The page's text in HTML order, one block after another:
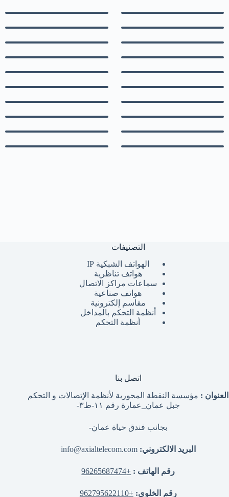
التصنيفات
الهواتف الشبكية IP
هواتف تناظرية
سماعات مراكز الاتصال
هواتف صناعية
مقاسم إلكترونية
أنظمة التحكم بالمداخل
أنظمة التحكم
اتصل بنا
العنوان : مؤسسة النقطة المحورية لأنظمة الإتصالات و التحكم
جبل عمان_عمارة رقم ١١-ط٣-
بجانب فندق حياة عمان-
البريد الالكتروني: info@axialtelecom.com
رقم الهاتف : +96265687474
رقم الخلوي: +962795622110